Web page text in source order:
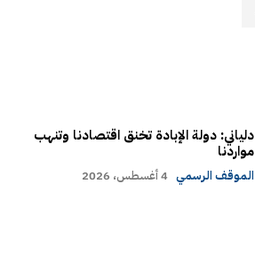
دلياني: دولة الإبادة تخنق اقتصادنا وتنهب
مواردنا
الموقف الرسمي 4 أغسطس، 2026